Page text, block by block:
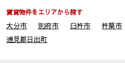
賃貸物件をエリアから探す
大分市 別府市 臼杵市 杵築市
速見郡日出町